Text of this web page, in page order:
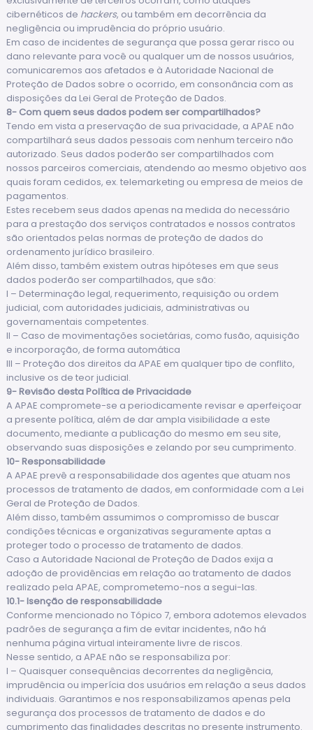
cibernéticos de hackers, ou também em decorrência da
negligência ou imprudência do próprio usuário.
Em caso de incidentes de segurança que possa gerar risco ou
dano relevante para você ou qualquer um de nossos usuários,
comunicaremos aos afetados e à Autoridade Nacional de
Proteção de Dados sobre o ocorrido, em consonância com as
disposições da Lei Geral de Proteção de Dados.
8- Com quem seus dados podem ser compartilhados?
Tendo em vista a preservação de sua privacidade, a APAE não
compartilhará seus dados pessoais com nenhum terceiro não
autorizado. Seus dados poderão ser compartilhados com
nossos parceiros comerciais, atendendo ao mesmo objetivo aos
quais foram cedidos, ex. telemarketing ou empresa de meios de
pagamentos.
Estes recebem seus dados apenas na medida do necessário
para a prestação dos serviços contratados e nossos contratos
são orientados pelas normas de proteção de dados do
ordenamento jurídico brasileiro.
Além disso, também existem outras hipóteses em que seus
dados poderão ser compartilhados, que são:
I – Determinação legal, requerimento, requisição ou ordem
judicial, com autoridades judiciais, administrativas ou
governamentais competentes.
II – Caso de movimentações societárias, como fusão, aquisição
e incorporação, de forma automática
III – Proteção dos direitos da APAE em qualquer tipo de conflito,
inclusive os de teor judicial.
9- Revisão desta Política de Privacidade
A APAE compromete-se a periodicamente revisar e aperfeiçoar
a presente política, além de dar ampla visibilidade a este
documento, mediante a publicação do mesmo em seu site,
observando suas disposições e zelando por seu cumprimento.
10- Responsabilidade
A APAE prevê a responsabilidade dos agentes que atuam nos
processos de tratamento de dados, em conformidade com a Lei
Geral de Proteção de Dados.
Além disso, também assumimos o compromisso de buscar
condições técnicas e organizativas seguramente aptas a
proteger todo o processo de tratamento de dados.
Caso a Autoridade Nacional de Proteção de Dados exija a
adoção de providências em relação ao tratamento de dados
realizado pela APAE, comprometemo-nos a segui-las.
10.1- Isenção de responsabilidade
Conforme mencionado no Tópico 7, embora adotemos elevados
padrões de segurança a fim de evitar incidentes, não há
nenhuma página virtual inteiramente livre de riscos.
Nesse sentido, a APAE não se responsabiliza por:
I – Quaisquer consequências decorrentes da negligência,
imprudência ou imperícia dos usuários em relação a seus dados
individuais. Garantimos e nos responsabilizamos apenas pela
segurança dos processos de tratamento de dados e do
cumprimento das finalidades descritas no presente instrumento.